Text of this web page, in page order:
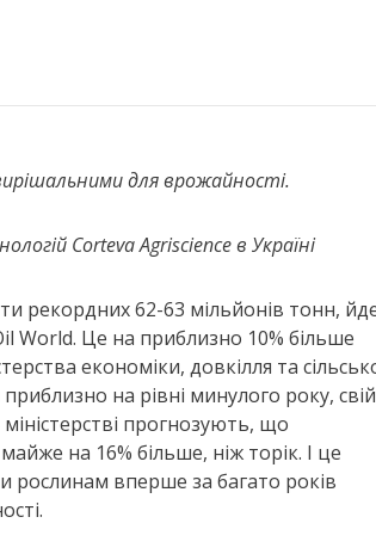
для врожайності.
CortevaAgriscienceв Україні
рекордних 62-63 мільйонів тонн,
World. Це на приблизно 10% більше
економіки, довкілля та
на рівні минулого року, свій
прогнозують, що
на 16% більше, ніж торік. І це
рослинам вперше за багато років